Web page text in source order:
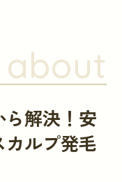
about
解決！安
ルプ発毛